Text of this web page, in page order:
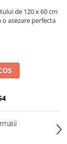
de 120 x 60 cm
asezare perfecta